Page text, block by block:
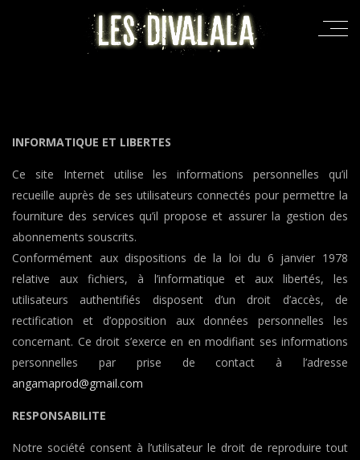
INFORMATIQUE ET LIBERTES
Ce site Internet utilise les informations personnelles qu’il
recueille auprès de ses utilisateurs connectés pour permettre la
fourniture des services qu’il propose et assurer la gestion des
abonnements souscrits.
Conformément aux dispositions de la loi du 6 janvier 1978
relative aux fichiers, à l’informatique et aux libertés, les
utilisateurs authentifiés disposent d’un droit d’accès, de
rectification et d’opposition aux données personnelles les
concernant. Ce droit s’exerce en en modifiant ses informations
personnelles par prise de contact à l’adresse
angamaprod@gmail.com
RESPONSABILITE
Notre société consent à l’utilisateur le droit de reproduire tout